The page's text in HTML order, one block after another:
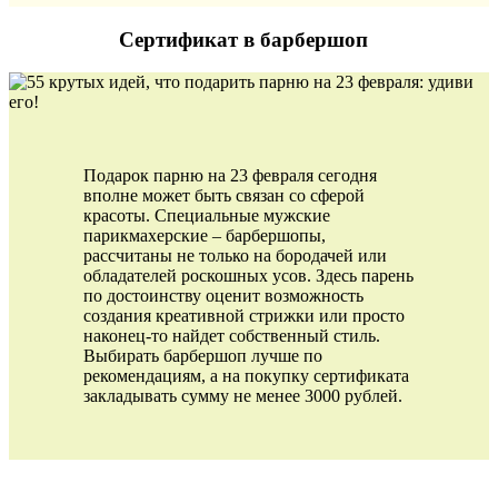
Сертификат в барбершоп
Подарок парню на 23 февраля сегодня
вполне может быть связан со сферой
красоты. Специальные мужские
парикмахерские – барбершопы,
рассчитаны не только на бородачей или
обладателей роскошных усов. Здесь парень
по достоинству оценит возможность
создания креативной стрижки или просто
наконец-то найдет собственный стиль.
Выбирать барбершоп лучше по
рекомендациям, а на покупку сертификата
закладывать сумму не менее 3000 рублей.